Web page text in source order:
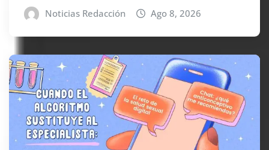
Noticias Redacción Ago 8, 2026